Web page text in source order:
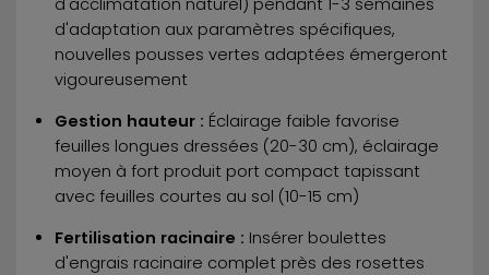
d'acclimatation naturel) pendant 1-3 semaines
d'adaptation aux paramètres spécifiques,
nouvelles pousses vertes adaptées émergeront
vigoureusement
Gestion hauteur : Éclairage faible favorise
feuilles longues dressées (20-30 cm), éclairage
moyen à fort produit port compact tapissant
avec feuilles courtes au sol (10-15 cm)
Fertilisation racinaire : Insérer boulettes
d'engrais racinaire complet près des rosettes